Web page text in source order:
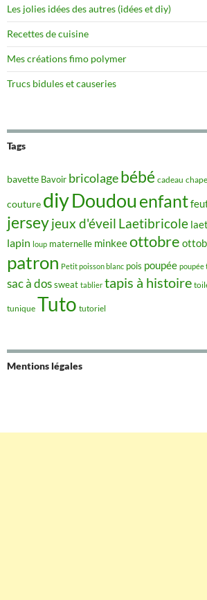
Les jolies idées des autres (idées et diy)
Recettes de cuisine
Mes créations fimo polymer
Trucs bidules et causeries
Tags
bavette Bavoir bricolagebébé cadeau
couture diyDoudou enfant
jerseyjeux d'éveil Laetibricole
lapin loup maternelle minkeeottobre
patron Petit poisson blanc pois poupée poupée
sac à dossweat tablier tapis à histoire
tunique Tuto tutoriel
Mentions légales